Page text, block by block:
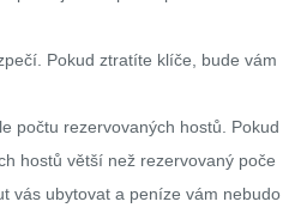
Pokud ztratíte klíče, bude vám
počtu rezervovaných hostů. Pokud
hostů větší než rezervovaný poče
vás ubytovat a peníze vám nebudo